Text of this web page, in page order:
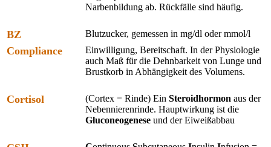
Narbenbildung ab. Rückfälle sind häufig.
BZ Blutzucker, gemessen in mg/dl oder mmol/l
Compliance
Einwilligung, Bereitschaft. In der Physiologie
auch Maß für die Dehnbarkeit von Lunge und
Brustkorb in Abhängigkeit des Volumens.
Cortisol (Cortex = Rinde) Ein Steroidhormon aus der
Nebennierenrinde. Hauptwirkung ist die
Gluconeogenese und der Eiweißabbau